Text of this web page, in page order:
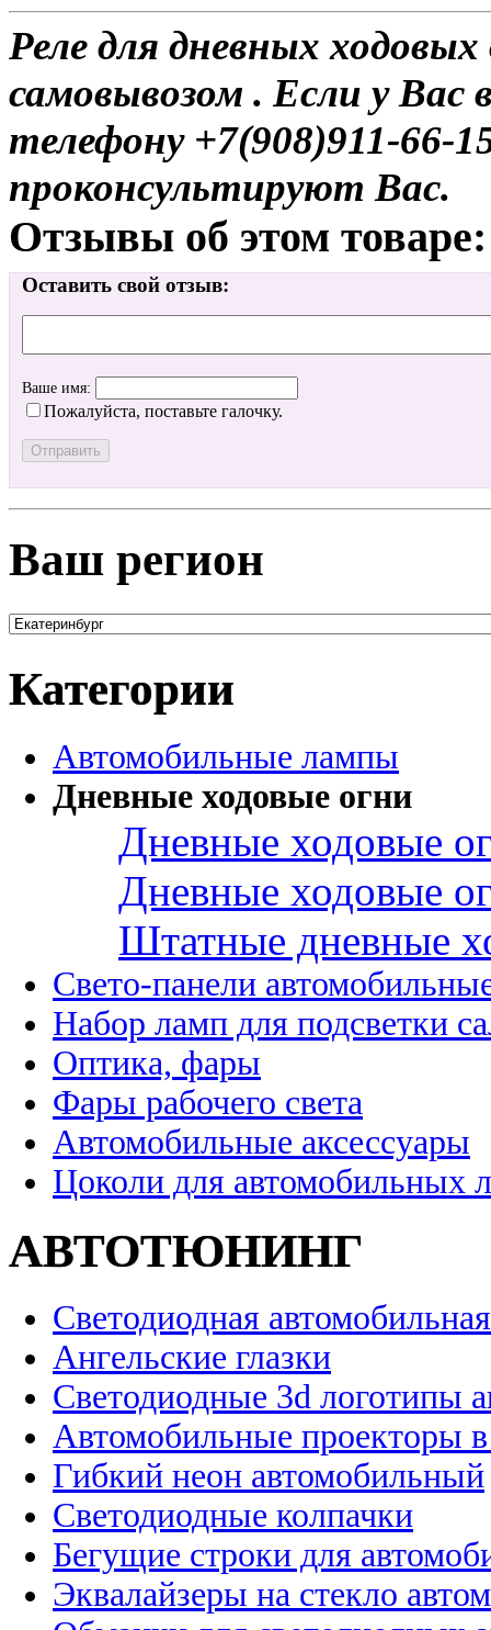
Реле для дневных
самовывозом . Если у Вас
телефону +7(908)911-
проконсультируют Вас.
Отзывы об этом товаре:
Оставить свой отзыв:
Ваше имя:
Пожалуйста, поставьте галочку.
Ваш регион
Категории
Автомобильные лампы
Дневные ходовые огни
Дневные ходовые
Дневные ходовые
Штатные дневные
Свето-панели
Набор ламп для подсветки
Оптика, фары
Фары рабочего света
Автомобильные аксессуары
Цоколи для автомобильных
АВТОТЮНИНГ
Светодиодная
Ангельские глазки
Светодиодные 3d логотипы
Автомобильные проекторы
Гибкий неон автомобильный
Светодиодные колпачки
Бегущие строки для
Эквалайзеры на стекло